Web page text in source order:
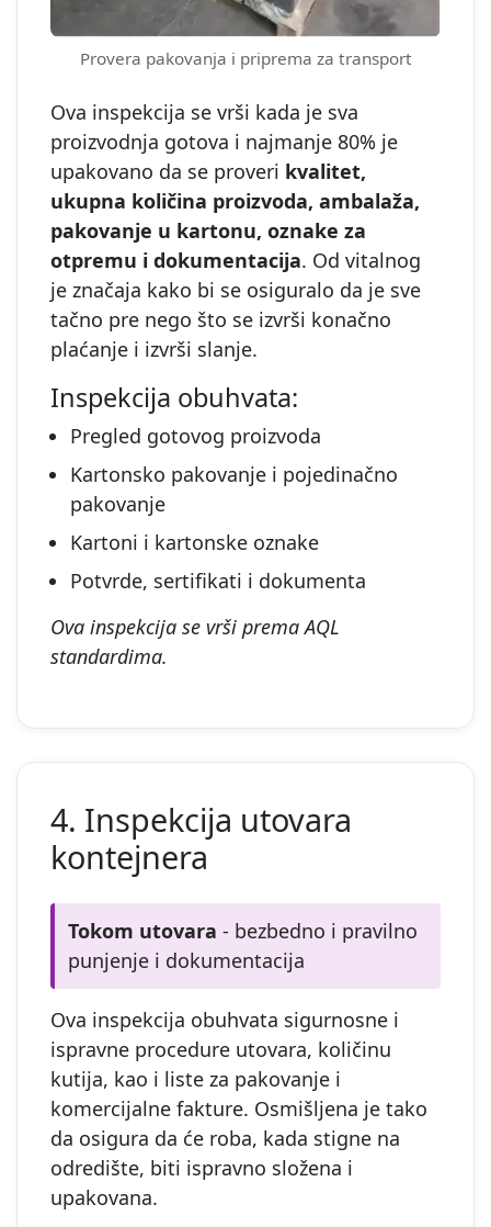
Provera pakovanja i priprema za transport
Ova inspekcija se vrši kada je sva
proizvodnja gotova i najmanje 80% je
upakovano da se proveri kvalitet,
ukupna količina proizvoda, ambalaža,
pakovanje u kartonu, oznake za
otpremu i dokumentacija. Od vitalnog
je značaja kako bi se osiguralo da je sve
tačno pre nego što se izvrši konačno
plaćanje i izvrši slanje.
Inspekcija obuhvata:
Pregled gotovog proizvoda
Kartonsko pakovanje i pojedinačno
pakovanje
Kartoni i kartonske oznake
Potvrde, sertifikati i dokumenta
Ova inspekcija se vrši prema AQL
standardima.
4. Inspekcija utovara
kontejnera
Tokom utovara - bezbedno i pravilno
punjenje i dokumentacija
Ova inspekcija obuhvata sigurnosne i
ispravne procedure utovara, količinu
kutija, kao i liste za pakovanje i
komercijalne fakture. Osmišljena je tako
da osigura da će roba, kada stigne na
odredište, biti ispravno složena i
upakovana.